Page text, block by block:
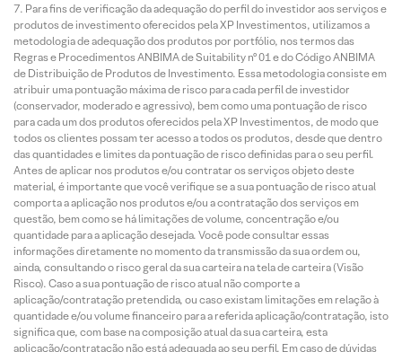
Para fins de verificação da adequação do perfil do investidor aos serviços e
produtos de investimento oferecidos pela XP Investimentos, utilizamos a
metodologia de adequação dos produtos por portfólio, nos termos das
Regras e Procedimentos ANBIMA de Suitability nº 01 e do Código ANBIMA
de Distribuição de Produtos de Investimento. Essa metodologia consiste em
atribuir uma pontuação máxima de risco para cada perfil de investidor
(conservador, moderado e agressivo), bem como uma pontuação de risco
para cada um dos produtos oferecidos pela XP Investimentos, de modo que
todos os clientes possam ter acesso a todos os produtos, desde que dentro
das quantidades e limites da pontuação de risco definidas para o seu perfil.
Antes de aplicar nos produtos e/ou contratar os serviços objeto deste
material, é importante que você verifique se a sua pontuação de risco atual
comporta a aplicação nos produtos e/ou a contratação dos serviços em
questão, bem como se há limitações de volume, concentração e/ou
quantidade para a aplicação desejada. Você pode consultar essas
informações diretamente no momento da transmissão da sua ordem ou,
ainda, consultando o risco geral da sua carteira na tela de carteira (Visão
Risco). Caso a sua pontuação de risco atual não comporte a
aplicação/contratação pretendida, ou caso existam limitações em relação à
quantidade e/ou volume financeiro para a referida aplicação/contratação, isto
significa que, com base na composição atual da sua carteira, esta
aplicação/contratação não está adequada ao seu perfil. Em caso de dúvidas